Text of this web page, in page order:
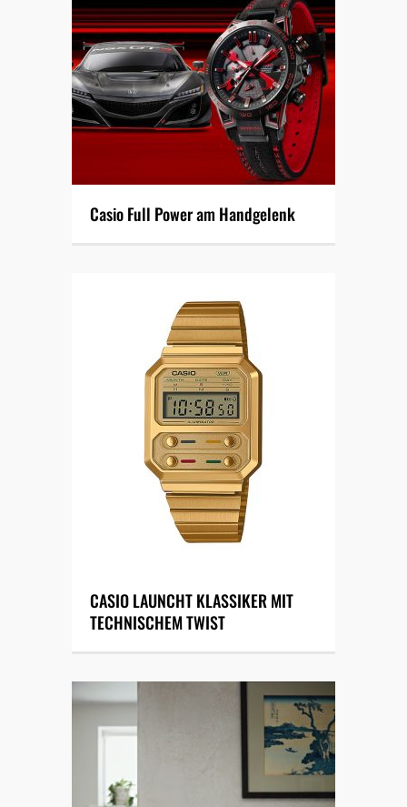
Casio Full Power am Handgelenk
CASIO LAUNCHT KLASSIKER MIT
TECHNISCHEM TWIST